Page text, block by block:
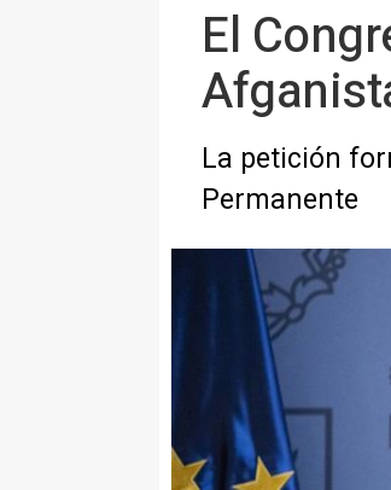
El
La petición
Permanente